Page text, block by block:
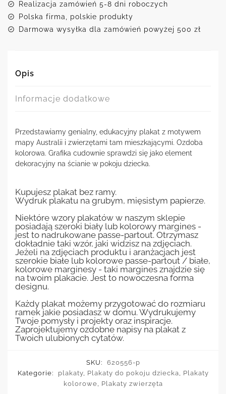
Realizacja zamówień 5-8 dni roboczych
Polska firma, polskie produkty
Darmowa wysyłka dla zamówień powyżej 500 zł
Opis
Informacje dodatkowe
Przedstawiamy genialny, edukacyjny plakat z motywem
mapy Australii i zwierzętami tam mieszkającymi. Ozdoba
kolorowa. Grafika cudownie sprawdzi się jako element
dekoracyjny na ścianie w pokoju dziecka.
Kupujesz plakat bez ramy.
Wydruk plakatu na grubym, mięsistym papierze.
Niektóre wzory plakatów w naszym sklepie
posiadają szeroki biały lub kolorowy margines -
jest to nadrukowane passe-partout. Otrzymasz
dokładnie taki wzór, jaki widzisz na zdjęciach.
Jeżeli na zdjęciach produktu i aranżacjach jest
szerokie białe lub kolorowe passe-partout / białe,
kolorowe marginesy - taki margines znajdzie się
na twoim plakacie. Jest to nowoczesna forma
designu.
Każdy plakat możemy przygotować do rozmiaru
ramek jakie posiadasz w domu. Wydrukujemy
Twoje pomysły i projekty oraz inspiracje.
Zaprojektujemy ozdobne napisy na plakat z
Twoich ulubionych cytatów.
SKU:
620556-p
Kategorie:
plakaty, Plakaty do pokoju dziecka, Plakaty
kolorowe, Plakaty zwierzęta